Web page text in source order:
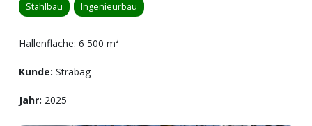
Stahlbau Ingenieurbau
Hallenfläche: 6 500 m²
Kunde: Strabag
Jahr: 2025